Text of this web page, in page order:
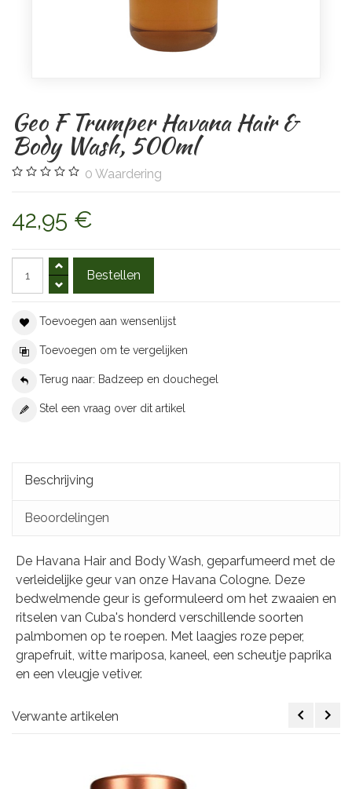
Geo F Trumper Havana Hair &
Body Wash, 500ml
0 Waardering
42,95 €
Toevoegen aan wensenlijst
Toevoegen om te vergelijken
Terug naar: Badzeep en douchegel
Stel een vraag over dit artikel
Beschrijving
Beoordelingen
De Havana Hair and Body Wash, geparfumeerd met de
verleidelijke geur van onze Havana Cologne. Deze
bedwelmende geur is geformuleerd om het zwaaien en
ritselen van Cuba's honderd verschillende soorten
palmbomen op te roepen. Met laagjes roze peper,
grapefruit, witte mariposa, kaneel, een scheutje paprika
en een vleugje vetiver.
Verwante artikelen